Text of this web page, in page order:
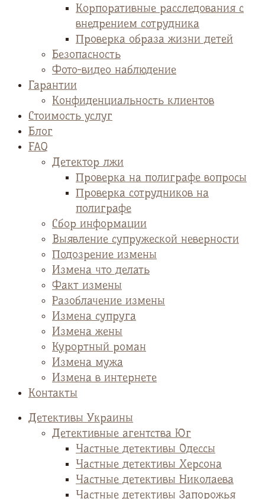
Корпоративные расследования с
внедрением сотрудника
Проверка образа жизни детей
Безопасность
Фото-видео наблюдение
Гарантии
Конфиденциальность клиентов
Стоимость услуг
Блог
FAQ
Детектор лжи
Проверка на полиграфе вопросы
Проверка сотрудников на
полиграфе
Сбор информации
Выявление супружеской неверности
Подозрение измены
Измена что делать
Факт измены
Разоблачение измены
Измена супруга
Измена жены
Курортный роман
Измена мужа
Измена в интернете
Контакты
Детективы Украины
Детективные агентства Юг
Частные детективы Одессы
Частные детективы Херсона
Частные детективы Николаева
Частные детективы Запорожья